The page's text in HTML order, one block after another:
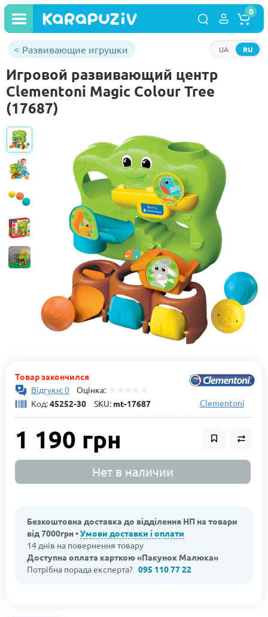
RU
UA
0
Развивающие игрушки
Игровой развивающий центр
Clementoni Magic Colour Tree
(17687)
Товар закончился
Відгуки: 0 Оцінка:
Код:45252-30 SKU: mt-17687 Clementoni
1 190 грн
Нет в наличии
Безкоштовна доставка до відділення НП на товари
від 7000грн •Умови доставки і оплати
14 днів на повернення товару
Доступна оплата карткою «Пакунок Малюка»
Потрібна порада експерта? 095 110 77 22